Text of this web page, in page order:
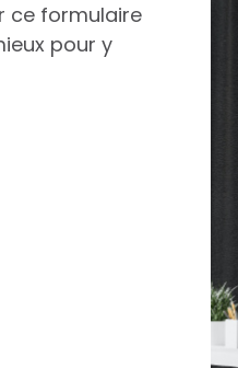
ce formulaire
pour y